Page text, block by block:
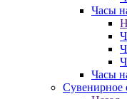
Часы
Часы
Сувенирное